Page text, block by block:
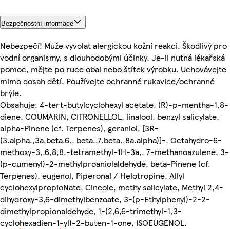
Bezpečnostní informace
Nebezpečí! Může vyvolat alergickou kožní reakci. Škodlivý pro
vodní organismy, s dlouhodobými účinky. Je-li nutná lékařská
pomoc, mějte po ruce obal nebo štítek výrobku. Uchovávejte
mimo dosah dětí. Používejte ochranné rukavice/ochranné
brýle.
Obsahuje: 4-tert-butylcyclohexyl acetate, (R)-p-mentha-1,8-
diene, COUMARIN, CITRONELLOL, linalool, benzyl salicylate,
alpha-Pinene (cf. Terpenes), geraniol, [3R-
(3.alpha.,3a,beta.6., beta.,7.beta.,8a.alpha)]-, Octahydro-6-
methoxy-3,,6,8,8,-tetramethyl-1H-3a,, 7-methanoazulene, 3-
(p-cumenyl)-2-methylproaniolaldehyde, beta-Pinene (cf.
Terpenes), eugenol, Piperonal / Helotropine, Allyl
cyclohexylpropioNate, Cineole, methy salicylate, Methyl 2,4-
dihydroxy-3,6-dimethylbenzoate, 3-(p-Ethylphenyl)-2-2-
dimethylpropionaldehyde, 1-(2,6,6-trimethyl-1,3-
cyclohexadien-1-yl)-2-buten-1-one, ISOEUGENOL.